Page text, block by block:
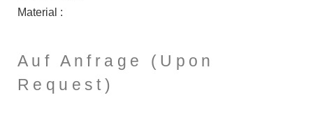
Material :
Auf Anfrage (Upon
Request)